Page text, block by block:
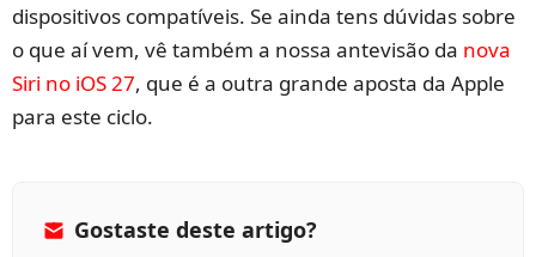
dispositivos compatíveis. Se ainda tens dúvidas sobre
o que aí vem, vê também a nossa antevisão da nova
Siri no iOS 27, que é a outra grande aposta da Apple
para este ciclo.
Gostaste deste artigo?